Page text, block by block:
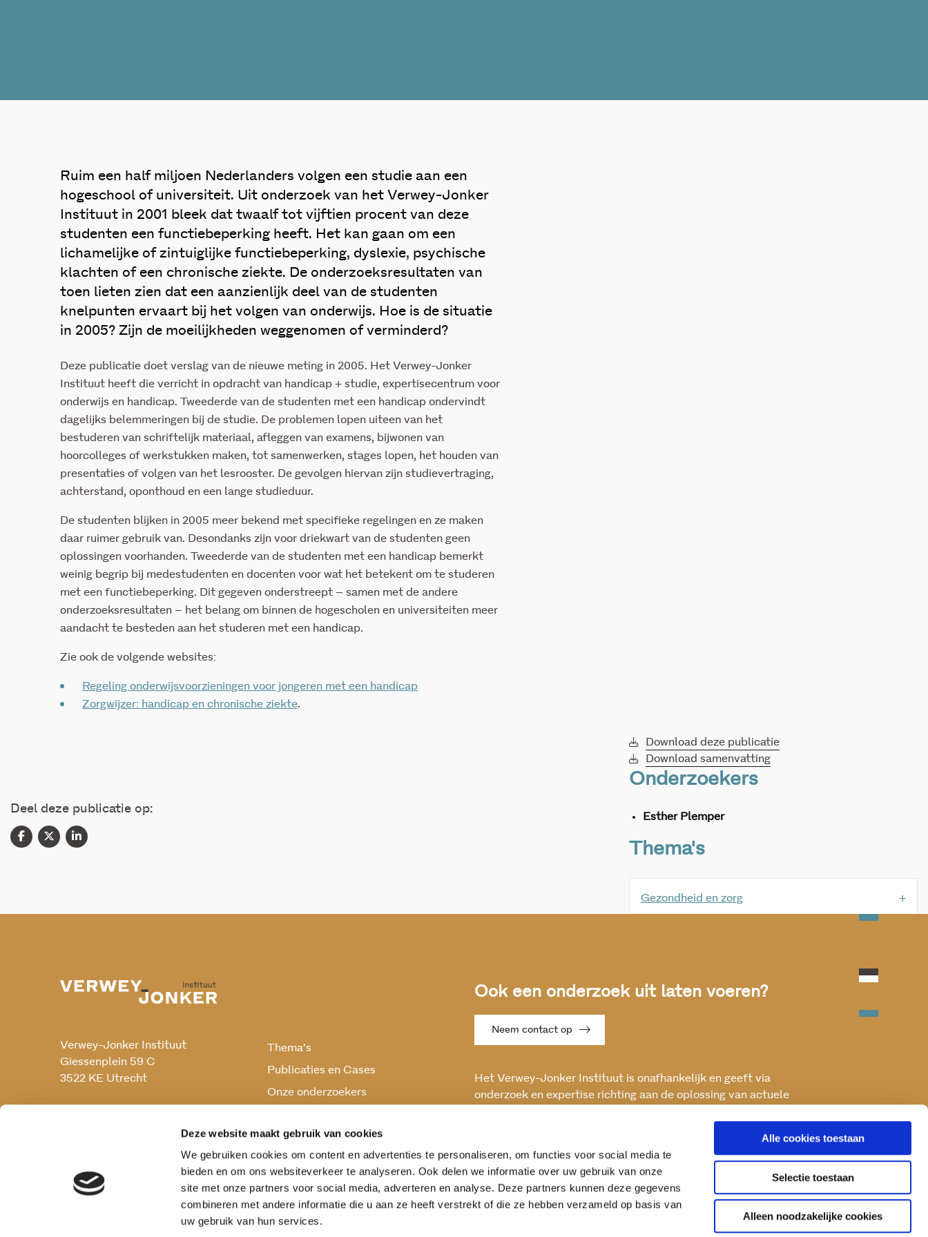
Deze website maakt gebruik van cookies
We gebruiken cookies om content en advertenties te personaliseren, om functies voor social media te
bieden en om ons websiteverkeer te analyseren. Ook delen we informatie over uw gebruik van onze
site met onze partners voor social media, adverteren en analyse. Deze partners kunnen deze gegevens
combineren met andere informatie die u aan ze heeft verstrekt of die ze hebben verzameld op basis van
uw gebruik van hun services.
Alle cookies toestaan
Selectie toestaan
Alleen noodzakelijke cookies
Ruim een half miljoen Nederlanders volgen een studie aan een
hogeschool of universiteit. Uit onderzoek van het Verwey-Jonker
Instituut in 2001 bleek dat twaalf tot vijftien procent van deze
studenten een functiebeperking heeft. Het kan gaan om een
lichamelijke of zintuiglijke functiebeperking, dyslexie, psychische
klachten of een chronische ziekte. De onderzoeksresultaten van
toen lieten zien dat een aanzienlijk deel van de studenten
knelpunten ervaart bij het volgen van onderwijs. Hoe is de situatie
in 2005? Zijn de moeilijkheden weggenomen of verminderd?
Deze publicatie doet verslag van de nieuwe meting in 2005. Het Verwey-Jonker
Instituut heeft die verricht in opdracht van handicap + studie, expertisecentrum voor
onderwijs en handicap. Tweederde van de studenten met een handicap ondervindt
dagelijks belemmeringen bij de studie. De problemen lopen uiteen van het
bestuderen van schriftelijk materiaal, afleggen van examens, bijwonen van
hoorcolleges of werkstukken maken, tot samenwerken, stages lopen, het houden van
presentaties of volgen van het lesrooster. De gevolgen hiervan zijn studievertraging,
achterstand, oponthoud en een lange studieduur.
De studenten blijken in 2005 meer bekend met specifieke regelingen en ze maken
daar ruimer gebruik van. Desondanks zijn voor driekwart van de studenten geen
oplossingen voorhanden. Tweederde van de studenten met een handicap bemerkt
weinig begrip bij medestudenten en docenten voor wat het betekent om te studeren
met een functiebeperking. Dit gegeven onderstreept – samen met de andere
onderzoeksresultaten – het belang om binnen de hogescholen en universiteiten meer
aandacht te besteden aan het studeren met een handicap.
Zie ook de volgende websites:
Regeling onderwijsvoorzieningen voor jongeren met een handicap
Zorgwijzer: handicap en chronische ziekte.
Download deze publicatie
Download samenvatting
Onderzoekers
Esther Plemper
Thema's
Gezondheid en zorg
Deel deze publicatie op:
Verwey-Jonker Instituut
Giessenplein 59 C
3522 KE Utrecht
Thema’s
Publicaties en Cases
Onze onderzoekers
Ook een onderzoek uit laten voeren?
Neem contact op
Het Verwey-Jonker Instituut is onafhankelijk en geeft via
onderzoek en expertise richting aan de oplossing van actuele